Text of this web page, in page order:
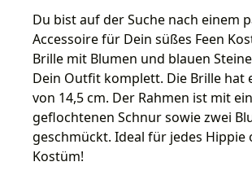
Du bist auf der Suche nach einem
Accessoire für Dein süßes Feen
Brille mit Blumen und blauen
Dein Outfit komplett. Die Brille hat
von 14,5 cm. Der Rahmen ist mit
geflochtenen Schnur sowie zwei
geschmückt. Ideal für jedes Hippie
Kostüm!